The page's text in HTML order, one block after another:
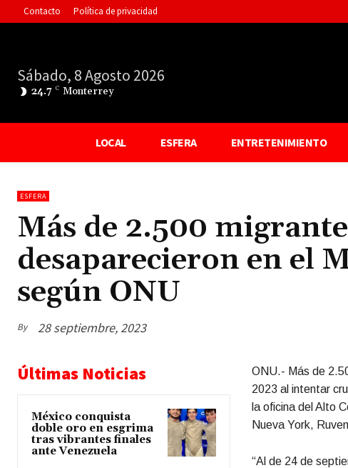
Contacto Política de privacidad
Sábado, 8 Agosto 2026
24.7 C Monterrey
LOCAL ESFERA ENTRETENIMIENTO
ESFERA
Más de 2.500
desaparecieron en el
según ONU
By 28 septiembre, 2023
Últimas Noticias
México conquista
doble oro en esgrima
tras vibrantes finales
ante Venezuela
ONU.- Más de
2023 al intentar
la oficina del Alto
Nueva York,
“Al de 24 de